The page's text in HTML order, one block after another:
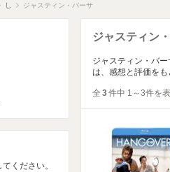
し ジャスティン・バーサ
ジャスティン
ジャスティン・バ
は、感想と評価をも
全 3件中 1～3件を
ください。